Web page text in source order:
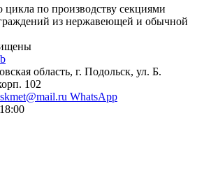
по производству секциями
из нержавеющей и обычной
область, г. Подольск, ул. Б.
102
WhatsApp